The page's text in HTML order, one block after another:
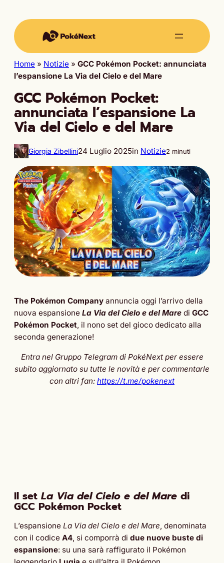
Home » Notizie » GCC Pokémon Pocket: annunciata
l’espansione La Via del Cielo e del Mare
GCC Pokémon Pocket:
annunciata l’espansione La
Via del Cielo e del Mare
Giorgia Zibellini24 Luglio 2025in Notizie2 minuti
The Pokémon Company annuncia oggi l’arrivo della
nuova espansione La Via del Cielo e del Mare di GCC
Pokémon Pocket, il nono set del gioco dedicato alla
seconda generazione!
Entra nel Gruppo Telegram di PokéNext per essere
subito aggiornato su tutte le novità e per commentarle
con altri fan: https://t.me/pokenext
Il set La Via del Cielo e del Mare di
GCC Pokémon Pocket
L’espansione La Via del Cielo e del Mare, denominata
con il codice A4, si comporrà di due nuove buste di
espansione: su una sarà raffigurato il Pokémon